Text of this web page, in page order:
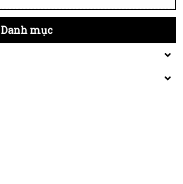
Danh mục